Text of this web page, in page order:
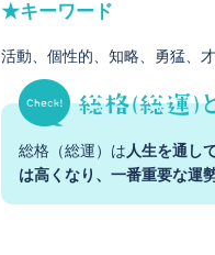
★キーワード
活動 個性的 知略 勇猛
総格（総運）は人生を通し
は高くなり、一番重要な運